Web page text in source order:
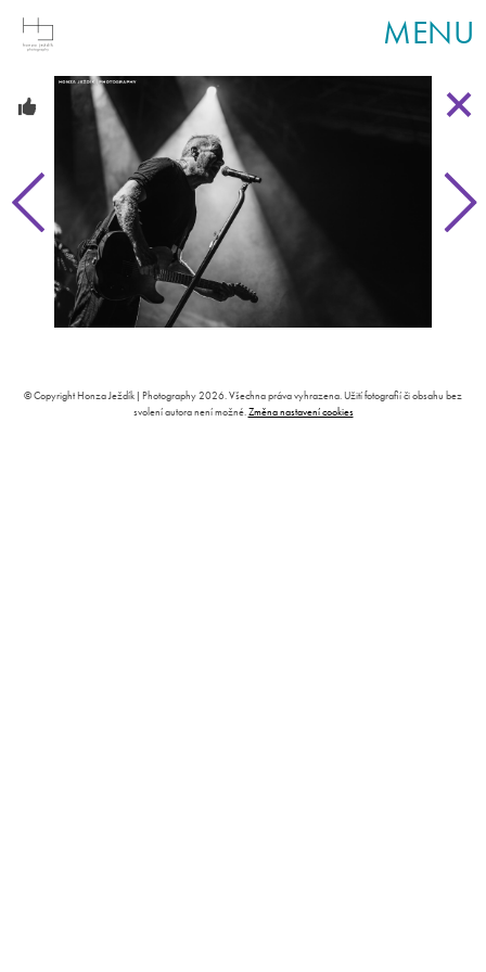
MENU
© Copyright Honza Ježdík | Photography 2026. Všechna práva vyhrazena. Užití fotografií či obsahu bez
svolení autora není možné.Změna nastavení cookies